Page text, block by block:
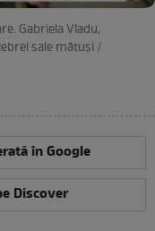
Gabriela Vladu,
sale mătuşi /
în Google
Discover